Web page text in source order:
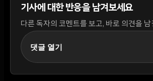
기사에 대한 반응을 남겨보세요
다른 독자의 코멘트를 보고, 바로 의견을 남
댓글 열기